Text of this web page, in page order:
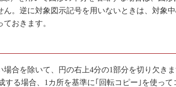
。逆に対象図示記号を用いないときは、対象
おきます。
合を除いて、円の右上4分の1部分を切り欠き
する場合、1カ所を基準に｢回転コピー｣を使って